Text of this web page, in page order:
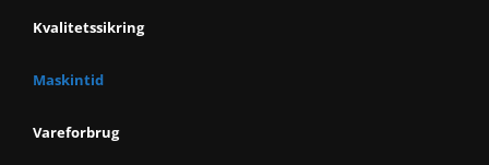
Kvalitetssikring
Maskintid
Vareforbrug